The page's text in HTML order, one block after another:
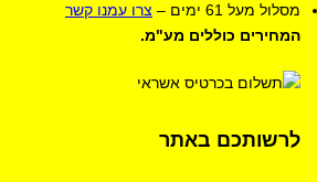
מסלול מעל 61
ימים – צרו עמנו קשר
המחירים כוללים מע"מ.
לרשותכם באתר